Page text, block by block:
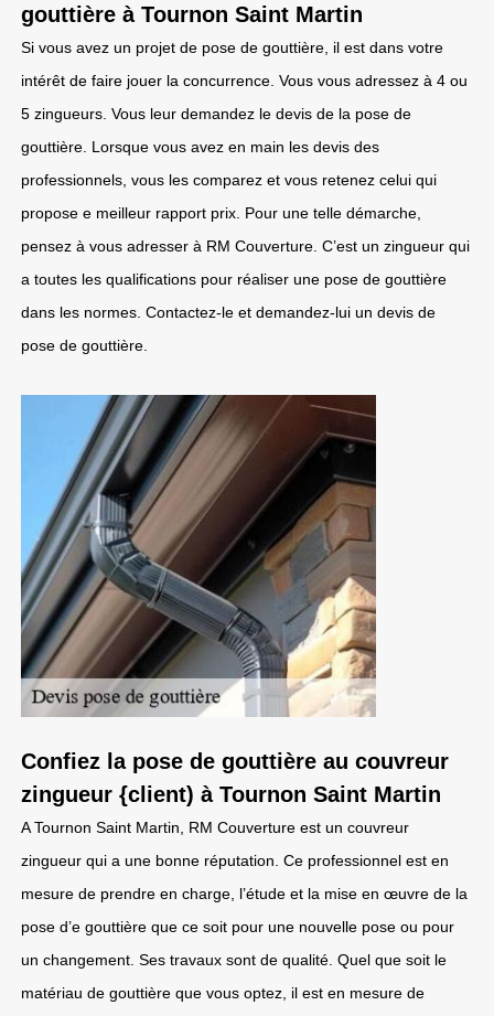
gouttière à Tournon Saint Martin
Si vous avez un projet de pose de gouttière, il est dans votre
intérêt de faire jouer la concurrence. Vous vous adressez à 4 ou
5 zingueurs. Vous leur demandez le devis de la pose de
gouttière. Lorsque vous avez en main les devis des
professionnels, vous les comparez et vous retenez celui qui
propose e meilleur rapport prix. Pour une telle démarche,
pensez à vous adresser à RM Couverture. C’est un zingueur qui
a toutes les qualifications pour réaliser une pose de gouttière
dans les normes. Contactez-le et demandez-lui un devis de
pose de gouttière.
Confiez la pose de gouttière au couvreur
zingueur {client) à Tournon Saint Martin
A Tournon Saint Martin, RM Couverture est un couvreur
zingueur qui a une bonne réputation. Ce professionnel est en
mesure de prendre en charge, l’étude et la mise en œuvre de la
pose d’e gouttière que ce soit pour une nouvelle pose ou pour
un changement. Ses travaux sont de qualité. Quel que soit le
matériau de gouttière que vous optez, il est en mesure de